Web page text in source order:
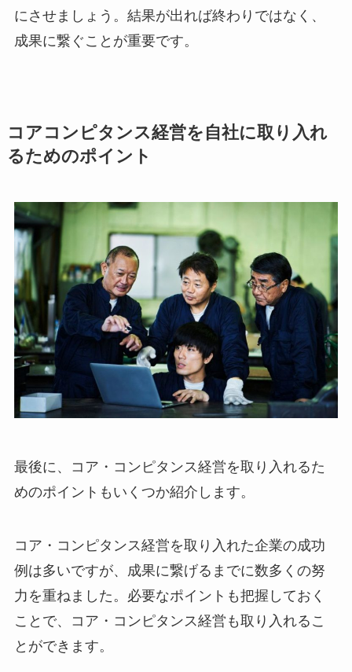
にさせましょう。結果が出れば終わりではなく、
成果に繋ぐことが重要です。
コアコンピタンス経営を自社に取り入れ
るためのポイント
最後に、コア・コンピタンス経営を取り入れるた
めのポイントもいくつか紹介します。
コア・コンピタンス経営を取り入れた企業の成功
例は多いですが、成果に繋げるまでに数多くの努
力を重ねました。必要なポイントも把握しておく
ことで、コア・コンピタンス経営も取り入れるこ
とができます。